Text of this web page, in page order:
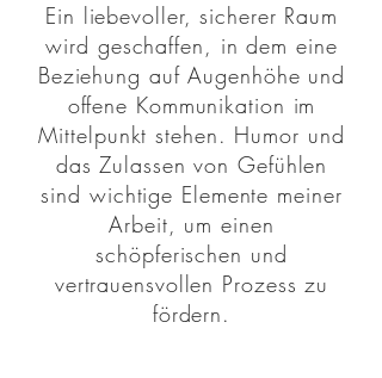
Ein liebevoller, sicherer Raum
wird geschaffen, in dem eine
Beziehung auf Augenhöhe und
offene Kommunikation im
Mittelpunkt stehen. Humor und
das Zulassen von Gefühlen
sind wichtige Elemente meiner
Arbeit, um einen
schöpferischen und
vertrauensvollen Prozess zu
fördern.